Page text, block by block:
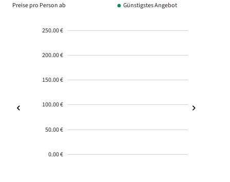
Preise pro Person ab Günstigstes Angebot
250.00 €
200.00 €
150.00 €
100.00 €
50.00 €
0.00 €